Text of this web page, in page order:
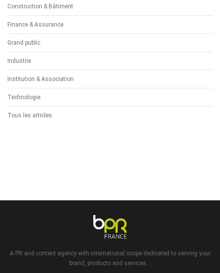
Construction & Bâtiment
Finance & Assurance
Grand public
Industrie
Institution & Association
Technologie
Tous les articles
A PR and content agency with international scope dedicated to serving your
brand, products and services...